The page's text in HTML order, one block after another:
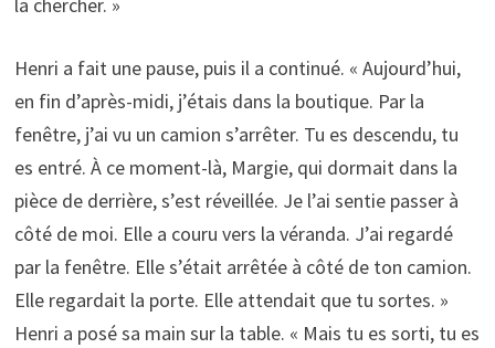
la chercher. »
Henri a fait une pause, puis il a continué. « Aujourd’hui,
en fin d’après-midi, j’étais dans la boutique. Par la
fenêtre, j’ai vu un camion s’arrêter. Tu es descendu, tu
es entré. À ce moment-là, Margie, qui dormait dans la
pièce de derrière, s’est réveillée. Je l’ai sentie passer à
côté de moi. Elle a couru vers la véranda. J’ai regardé
par la fenêtre. Elle s’était arrêtée à côté de ton camion.
Elle regardait la porte. Elle attendait que tu sortes. »
Henri a posé sa main sur la table. « Mais tu es sorti, tu es